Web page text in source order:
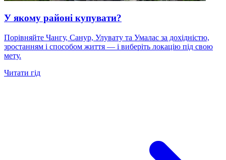
У якому районі купувати?
Порівняйте Чангу, Санур, Улувату та Умалас за дохідністю,
зростанням і способом життя — і виберіть локацію під свою
мету.
Читати гід